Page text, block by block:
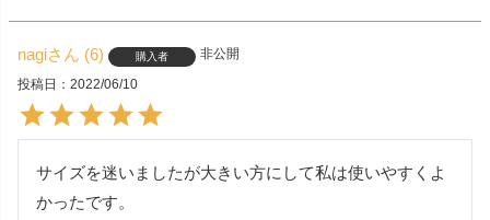
nagi 6 購入者
非公開
投稿日
2022/06/10
サイズを迷いましたが大きい方にして私は使いやすくよ
かったです。